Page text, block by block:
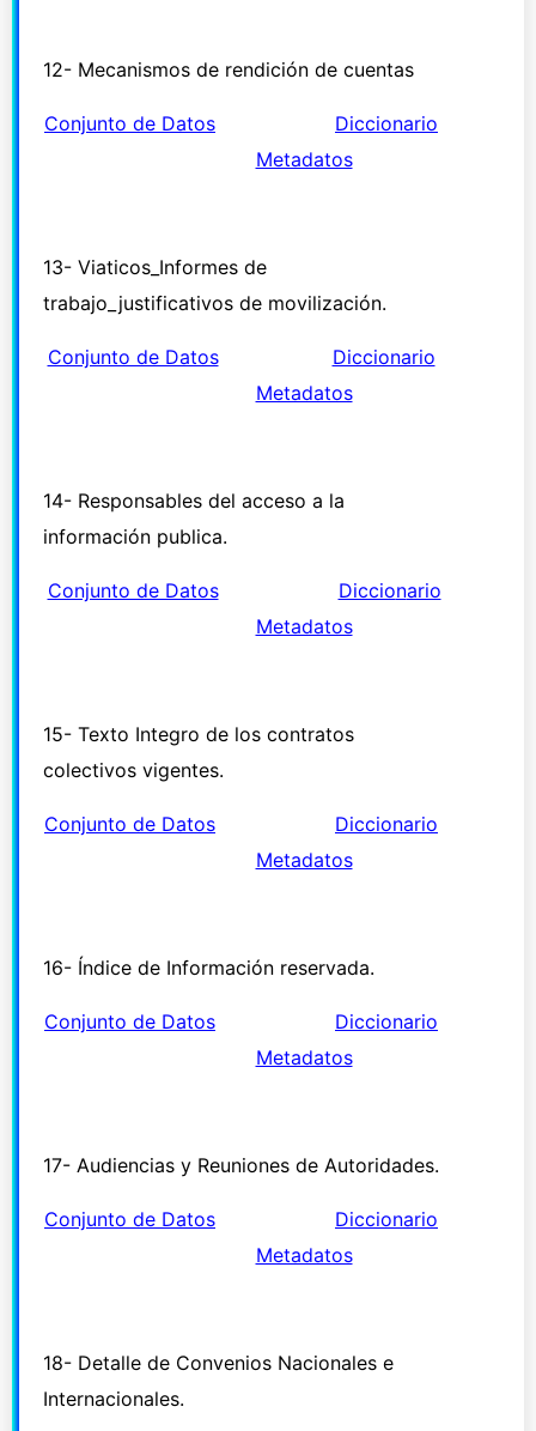
12- Mecanismos de rendición de cuentas
Conjunto de Datos
Diccionario
Metadatos
13- Viaticos_Informes de
trabajo_justificativos de movilización.
Conjunto de Datos
Diccionario
Metadatos
14- Responsables del acceso a la
información publica.
Conjunto de Datos Diccionario
Metadatos
15- Texto Integro de los contratos
colectivos vigentes.
Conjunto de Datos
Diccionario
Metadatos
16- Índice de Información reservada.
Conjunto de Datos
Diccionario
Metadatos
17- Audiencias y Reuniones de Autoridades.
Conjunto de Datos
Diccionario
Metadatos
18- Detalle de Convenios Nacionales e
Internacionales.